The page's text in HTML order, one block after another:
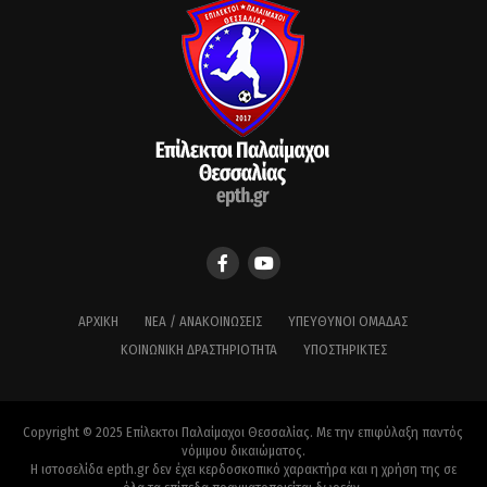
ΑΡΧΙΚΉ ΝΈΑ / ΑΝΑΚΟΙΝΏΣΕΙΣ
ΥΠΕΎΘΥΝΟΙ ΟΜΆΔΑΣ
ΚΟΙΝΩΝΙΚΉ ΔΡΑΣΤΗΡΙΌΤΗΤΑ
ΥΠΟΣΤΗΡΙΚΤΈΣ
Copyright © 2025 Επίλεκτοι Παλαίμαχοι Θεσσαλίας. Με την επιφύλαξη παντός
νόμιμου δικαιώματος.
Η ιστοσελίδα epth.gr δεν έχει κερδοσκοπικό χαρακτήρα και η χρήση της σε